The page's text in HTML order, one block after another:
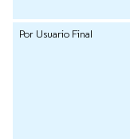
Por Usuario Final